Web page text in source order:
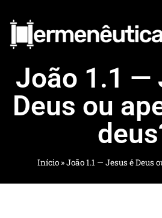
João 1.1 —
Deus ou
Início»João 1.1 — Jesus é Deus